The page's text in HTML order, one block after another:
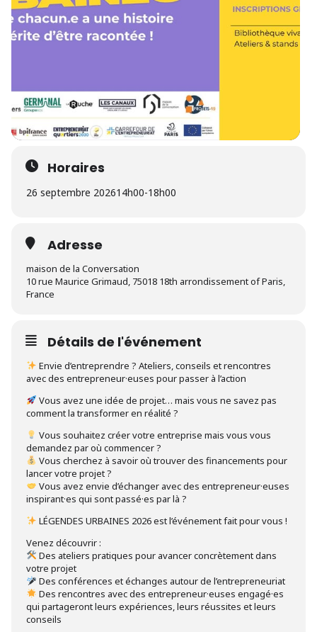
Horaires
26 septembre 202614h00-18h00
Adresse
maison de la Conversation
10 rue Maurice Grimaud, 75018 18th arrondissement of Paris,
France
Détails de l'événement
Envie d’entreprendre ? Ateliers, conseils et rencontres
avec des entrepreneur·euses pour passer à l’action
Vous avez une idée de projet… mais vous ne savez pas
comment la transformer en réalité ?
Vous souhaitez créer votre entreprise mais vous vous
demandez par où commencer ?
Vous cherchez à savoir où trouver des financements pour
lancer votre projet ?
Vous avez envie d’échanger avec des entrepreneur·euses
inspirant·es qui sont passé·es par là ?
LÉGENDES URBAINES 2026 est l’événement fait pour vous !
Venez découvrir :
Des ateliers pratiques pour avancer concrètement dans
votre projet
Des conférences et échanges autour de l’entrepreneuriat
Des rencontres avec des entrepreneur·euses engagé·es
qui partageront leurs expériences, leurs réussites et leurs
conseils